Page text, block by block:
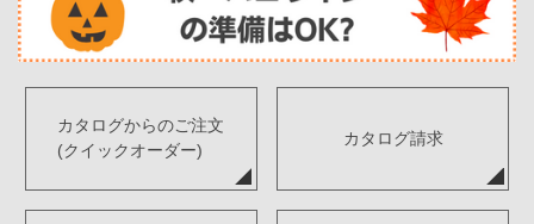
カタログからのご注文
(クイックオーダー)
カタログ請求